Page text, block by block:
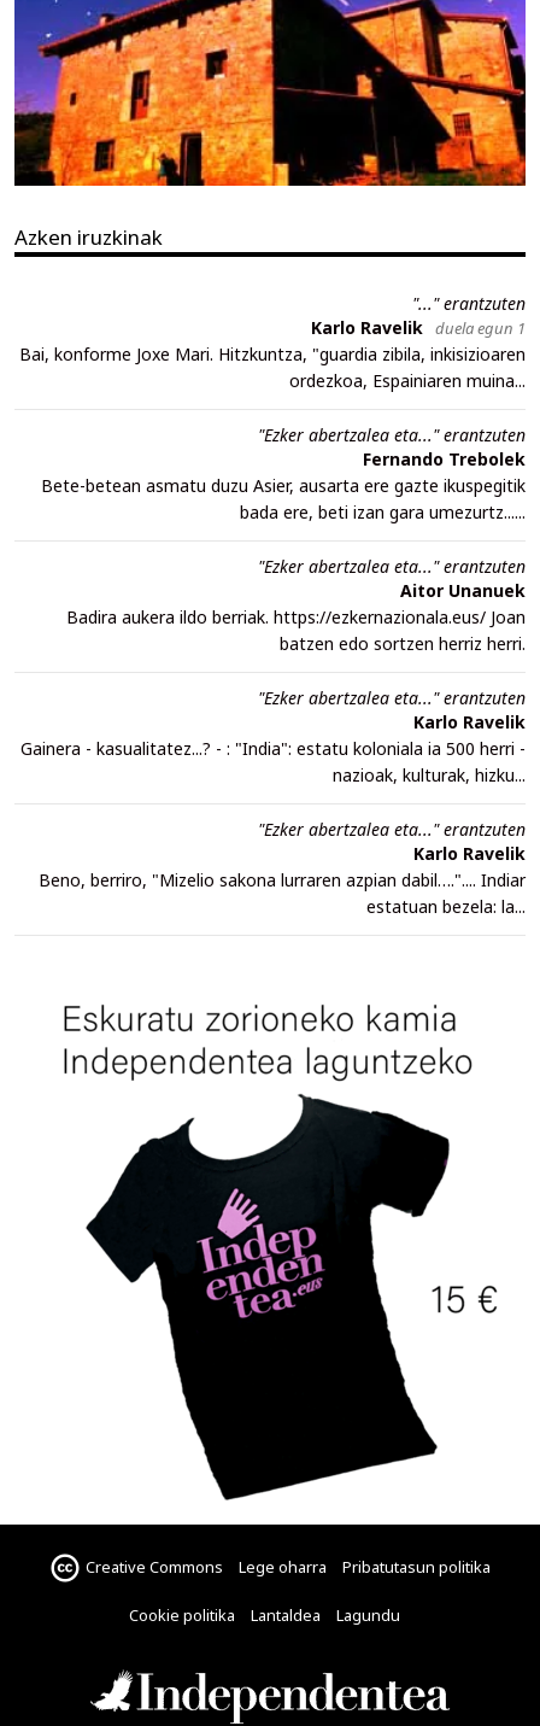
Azken iruzkinak
"..." erantzuten
Karlo Ravelik duela egun 1
Bai, konforme Joxe Mari. Hitzkuntza, "guardia zibila, inkisizioaren
ordezkoa, Espainiaren muina...
"Ezker abertzalea eta..." erantzuten
Fernando Trebolek
Bete-betean asmatu duzu Asier, ausarta ere gazte ikuspegitik
bada ere, beti izan gara umezurtz......
"Ezker abertzalea eta..." erantzuten
Aitor Unanuek
Badira aukera ildo berriak. https://ezkernazionala.eus/ Joan
batzen edo sortzen herriz herri.
"Ezker abertzalea eta..." erantzuten
Karlo Ravelik
Gainera - kasualitatez...? - : "India": estatu koloniala ia 500 herri -
nazioak, kulturak, hizku...
"Ezker abertzalea eta..." erantzuten
Karlo Ravelik
Beno, berriro, "Mizelio sakona lurraren azpian dabil….".... Indiar
estatuan bezela: la...
Creative Commons Lege oharra Pribatutasun politika
Cookie politika Lantaldea Lagundu